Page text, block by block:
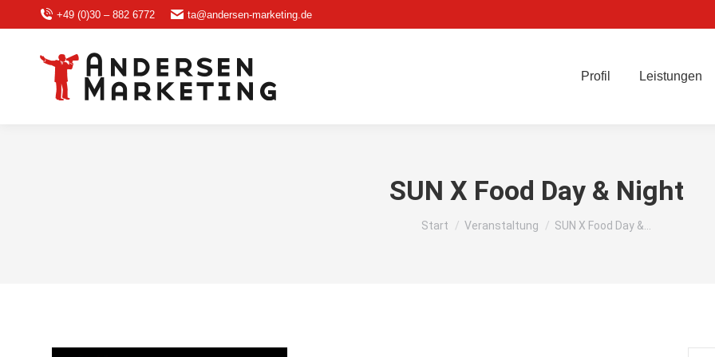
+49 (0)30 – 882 6772 ta@andersen-marketing.de
Profil Leistungen
SUN X Food Day & Night
Sie befinden sich hier:
Start Veranstaltung SUN X Food Day &…